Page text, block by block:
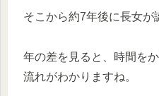
そこから約7年後に長女が
年の差を見ると、時間を
流れがわかりますね。